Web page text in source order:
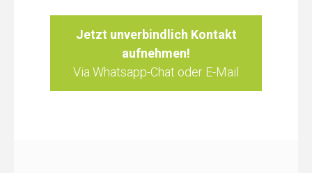
Jetzt unverbindlich Kontakt
aufnehmen!
Via Whatsapp-Chat oder E-Mail